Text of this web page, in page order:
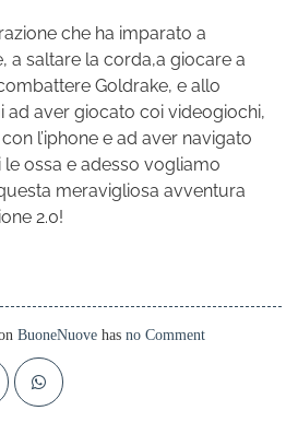
che ha imparato a
a saltare la corda,a giocare a
Goldrake, e allo
ad aver giocato coi videogiochi,
l’iphone e ad aver navigato
le ossa e adesso vogliamo
meravigliosa avventura
2.0!
BuoneNuove has no Comment